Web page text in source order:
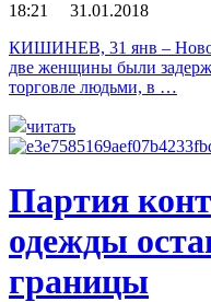
18:21 31.01.2018
КИШИНЕВ, 31 янв –
две женщины были
торговле людьми, в …
читать
Партия
одежды
границы